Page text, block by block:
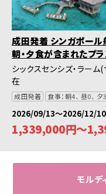
成田発着 シンガポール
朝・夕食が含まれたプ
シックスセンシズ・ラー
在
成田発着 食事：朝4、 昼0、 夕3
2026/09/13～2026/12/
1,339,000円～
モルデ